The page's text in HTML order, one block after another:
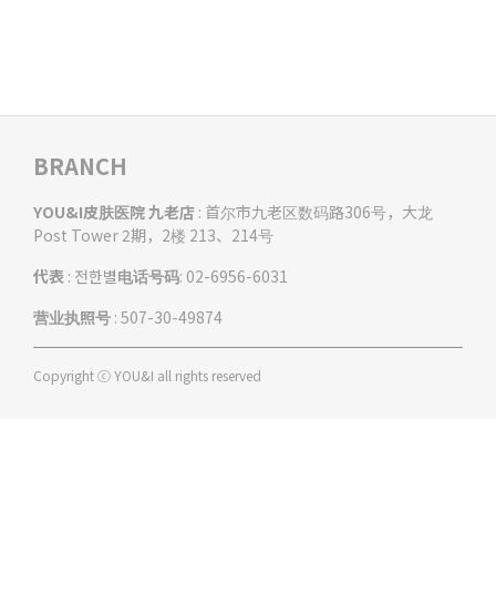
BRANCH
YOU&I皮肤医院 九老店 : 首尔市九老区数码路306号，大龙
Post Tower 2期，2楼 213、214号
代表 : 전한별电话号码: 02-6956-6031
营业执照号 : 507-30-49874
Copyright ⓒ YOU&I all rights reserved